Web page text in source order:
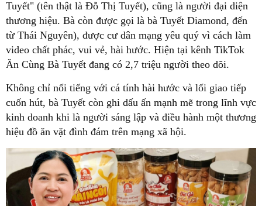
Tuyết" (tên thật là Đỗ Thị Tuyết), cũng là người đại diện
thương hiệu. Bà còn được gọi là bà Tuyết Diamond, đến
từ Thái Nguyên), được cư dân mạng yêu quý vì cách làm
video chất phác, vui vẻ, hài hước. Hiện tại kênh TikTok
Ăn Cùng Bà Tuyết đang có 2,7 triệu người theo dõi.
Không chỉ nổi tiếng với cá tính hài hước và lối giao tiếp
cuốn hút, bà Tuyết còn ghi dấu ấn mạnh mẽ trong lĩnh vực
kinh doanh khi là người sáng lập và điều hành một thương
hiệu đồ ăn vặt đình đám trên mạng xã hội.